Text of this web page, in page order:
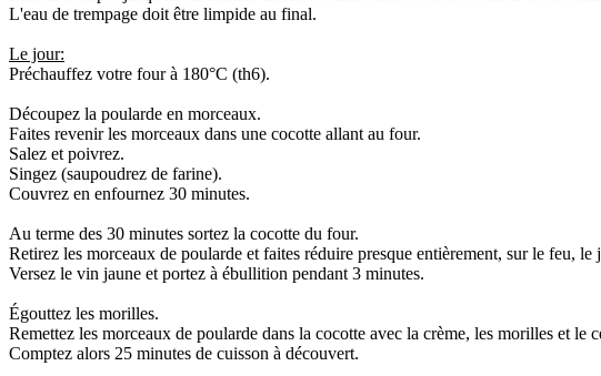
L'eau de trempage doit être limpide au final.
Le jour:
Préchauffez votre four à 180°C (th6).
Découpez la poularde en morceaux.
Faites revenir les morceaux dans une cocotte allant au four.
Salez et poivrez.
Singez (saupoudrez de farine).
Couvrez en enfournez 30 minutes.
Au terme des 30 minutes sortez la cocotte du four.
Retirez les morceaux de poularde et faites réduire presque entièrement, sur le feu, le
Versez le vin jaune et portez à ébullition pendant 3 minutes.
Égouttez les morilles.
Remettez les morceaux de poularde dans la cocotte avec la crème, les morilles et le
Comptez alors 25 minutes de cuisson à découvert.